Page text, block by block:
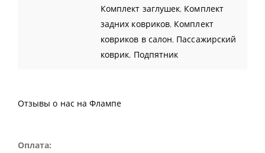
Комплект заглушек, Комплект
задних ковриков, Комплект
ковриков в салон, Пассажирский
коврик, Подпятник
Отзывы о нас на Флампе
Оплата: